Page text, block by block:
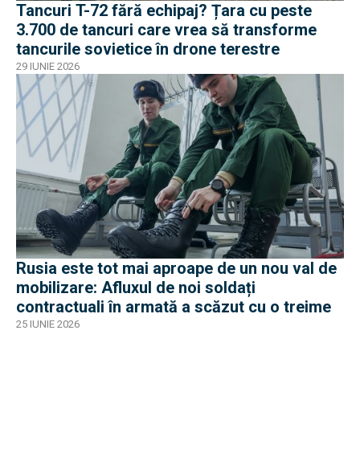
Tancuri T-72 fără echipaj? Țara cu peste
3.700 de tancuri care vrea să transforme
tancurile sovietice în drone terestre
29 IUNIE 2026
Rusia este tot mai aproape de un nou val de
mobilizare: Afluxul de noi soldați
contractuali în armată a scăzut cu o treime
25 IUNIE 2026